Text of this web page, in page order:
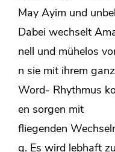
May Ayim und
Dabei wechselt
nell und mühelos
n sie mit ihrem
Word- Rhythmus
en sorgen mit
fliegenden
g. Es wird lebhaft